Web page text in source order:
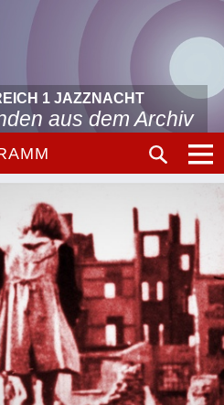
1 JAZZNACHT
aus dem Archiv